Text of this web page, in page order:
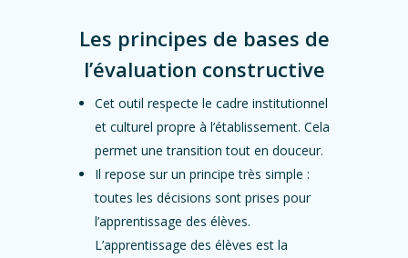
Les principes de bases de
l’évaluation constructive
Cet outil respecte le cadre institutionnel
et culturel propre à l’établissement. Cela
permet une transition tout en douceur.
Il repose sur un principe très simple :
toutes les décisions sont prises pour
l’apprentissage des élèves.
L’apprentissage des élèves est la